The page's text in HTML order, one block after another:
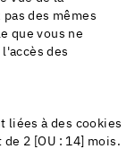
des mêmes
que vous ne
des
liées à des cookies
2 [OU : 14] mois.